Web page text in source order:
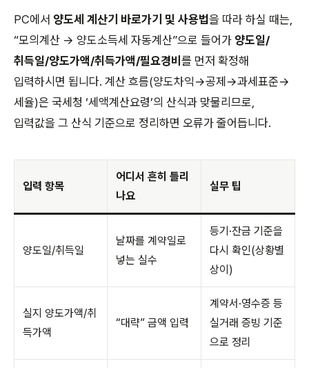
PC에서 양도세 계산기 바로가기 및 사용법을 따라 하실 때는,
“모의계산 → 양도소득세 자동계산”으로 들어가 양도일/
취득일/양도가액/취득가액/필요경비 를 먼저 확정해
입력하시면 됩니다. 계산 흐름(양도차익→공제→과세표준→
세율)은 국세청 ‘세액계산요령’의 산식과 맞물리므로,
입력값을 그 산식 기준으로 정리하면 오류가 줄어듭니다.
입력 항목
어디서 흔히 틀리
나요
실무 팁
양도일/취득일
날짜를 계약일로
넣는 실수
등기·잔금 기준을
다시 확인(상황별
상이)
실지 양도가액/취
득가액
“대략” 금액 입력
계약서·영수증 등
실거래 증빙 기준
으로 정리